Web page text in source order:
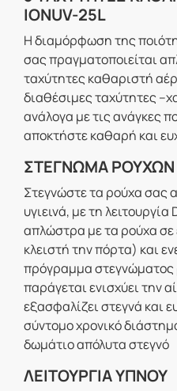
IONUV-25L
Η διαμόρφωση της
σας πραγματοποιείται
ταχύτητες καθαριστή
διαθέσιμες ταχύτητες
ανάλογα με τις ανάγκες
αποκτήστε καθαρή και
ΣΤΕΓΝΩΜΑ ΡΟΥΧΩΝ
Στεγνώστε τα ρούχα σας
υγιεινά, με τη
απλώστρα με τα ρούχα σε
κλειστή την πόρτα) και
πρόγραμμα
παράγεται ενισχύει την
εξασφαλίζει στεγνά και
σύντομο χρονικό
δωμάτιο απόλυτα στεγνό
ΛΕΙΤΟΥΡΓΙΑ ΥΠΝΟΥ